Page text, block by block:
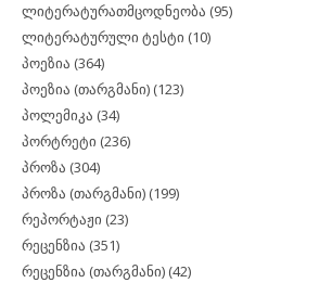
ლიტერატურათმცოდნეობა (95)
ლიტერატურული ტესტი (10)
პოეზია (364)
პოეზია (თარგმანი) (123)
პოლემიკა (34)
პორტრეტი (236)
პროზა (304)
პროზა (თარგმანი) (199)
რეპორტაჟი (23)
რეცენზია (351)
რეცენზია (თარგმანი) (42)